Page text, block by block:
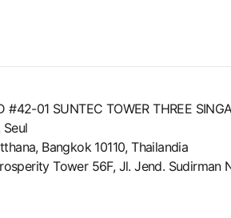
#42-01 SUNTEC TOWER THREE
Bangkok 10110, Thailandia
Tower 56F, Jl. Jend.